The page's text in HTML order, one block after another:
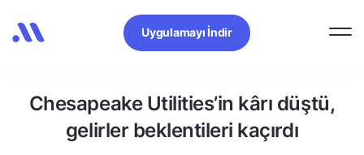
Uygulamayı İndir
Chesapeake Utilities’in kârı düştü,
gelirler beklentileri kaçırdı